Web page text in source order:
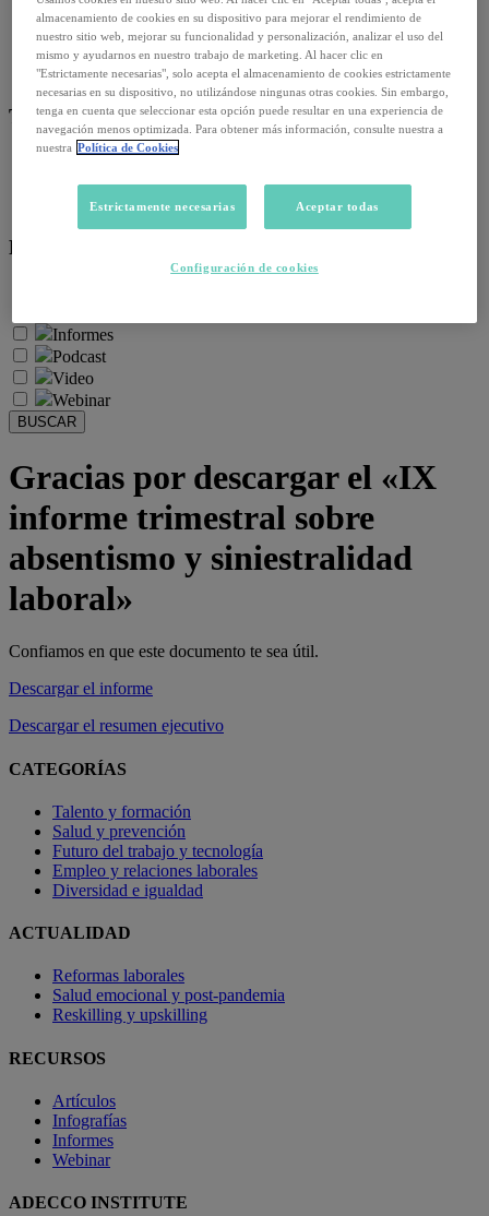
Empleo y relaciones laborales
Futuro del trabajo y tecnología
Salud y prevención
Talento y formación
Temas de actualidad:
Reformas laborales
Reskilling y upskilling
Salud emocional y post-pandemia
Recursos:
Informes
Podcast
Video
Webinar
BUSCAR
Gracias por descargar el «IX
informe trimestral sobre
absentismo y siniestralidad
laboral»
Confiamos en que este documento te sea útil.
Descargar el informe
Descargar el resumen ejecutivo
CATEGORÍAS
Talento y formación
Salud y prevención
Futuro del trabajo y tecnología
Empleo y relaciones laborales
Diversidad e igualdad
ACTUALIDAD
Reformas laborales
Salud emocional y post-pandemia
Reskilling y upskilling
RECURSOS
Artículos
Infografías
Informes
Webinar
ADECCO INSTITUTE
almacenamiento de cookies en su dispositivo para mejorar el rendimiento de
nuestro sitio web, mejorar su funcionalidad y personalización, analizar el uso del
mismo y ayudarnos en nuestro trabajo de marketing. Al hacer clic en
"Estrictamente necesarias", solo acepta el almacenamiento de cookies estrictamente
necesarias en su dispositivo, no utilizándose ningunas otras cookies. Sin embargo,
tenga en cuenta que seleccionar esta opción puede resultar en una experiencia de
navegación menos optimizada. Para obtener más información, consulte nuestra a
nuestra Política de Cookies
Estrictamente necesarias Aceptar todas
Configuración de cookies